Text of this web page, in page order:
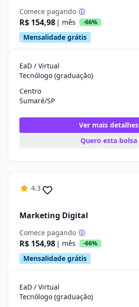
Comece pagando
R$ 154,98 | mês -66%
Mensalidade grátis
EaD / Virtual
Tecnólogo (graduação)
Centro
Sumaré/SP
Ver mais detalhes
Quero esta bolsa
4.3
Marketing Digital
Comece pagando
R$ 154,98 | mês -66%
Mensalidade grátis
EaD / Virtual
Tecnólogo (graduação)